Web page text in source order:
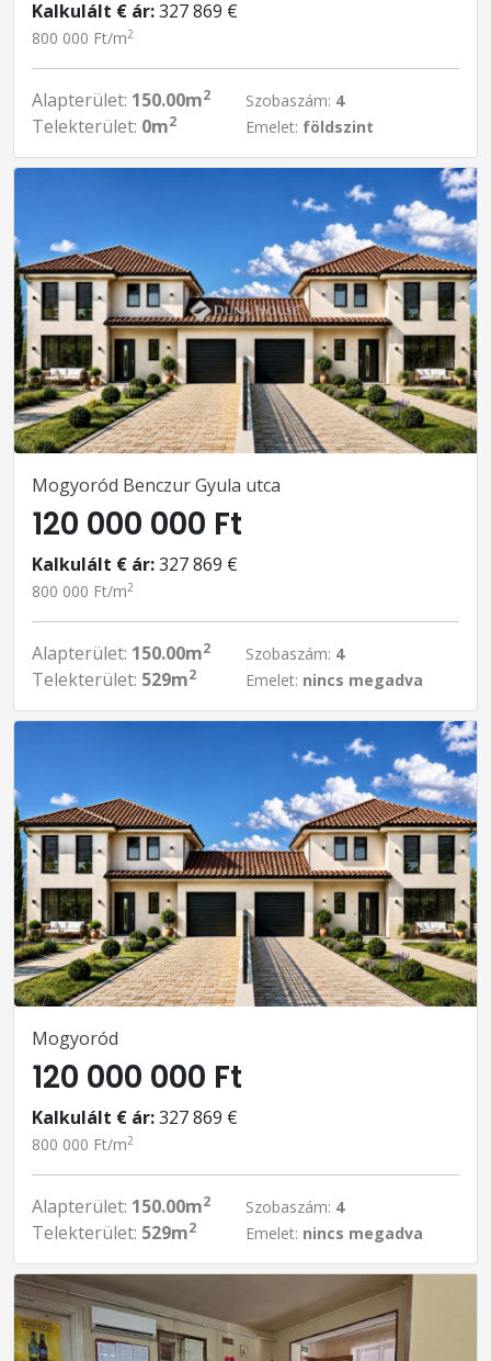
Kalkulált € ár:327 869 €
800 000 Ft/m2
Alapterület: 150.00m2
Telekterület: 0m2
Szobaszám: 4
Emelet: földszint
Mogyoród Benczur Gyula utca
120 000 000 Ft
Kalkulált € ár:327 869 €
800 000 Ft/m2
Alapterület: 150.00m2
Telekterület: 529m2
Szobaszám: 4
Emelet: nincs megadva
Mogyoród
120 000 000 Ft
Kalkulált € ár:327 869 €
800 000 Ft/m2
Alapterület: 150.00m2
Telekterület: 529m2
Szobaszám: 4
Emelet: nincs megadva